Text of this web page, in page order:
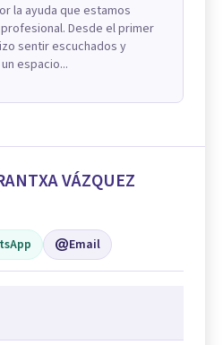
la ayuda que estamos
Desde el primer
sentir escuchados y
espacio...
VÁZQUEZ
Email